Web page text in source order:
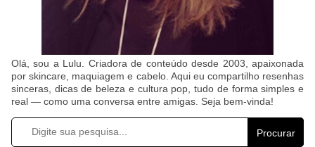
Olá, sou a Lulu. Criadora de conteúdo desde 2003, apaixonada
por skincare, maquiagem e cabelo. Aqui eu compartilho resenhas
sinceras, dicas de beleza e cultura pop, tudo de forma simples e
real — como uma conversa entre amigas. Seja bem-vinda!
Procurar